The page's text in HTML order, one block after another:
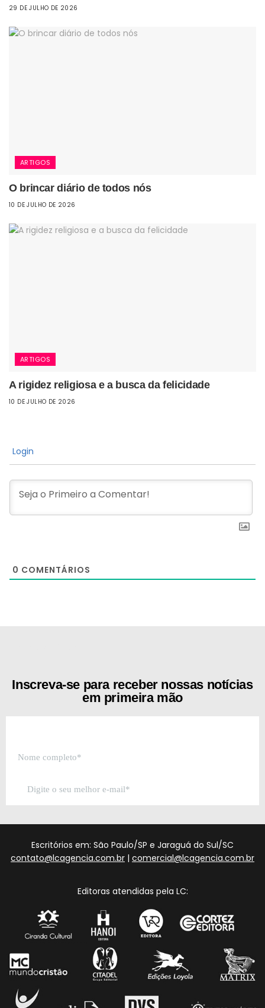
29 DE JULHO DE 2026
ARTIGOS
O brincar diário de todos nós
10 DE JULHO DE 2026
ARTIGOS
A rigidez religiosa e a busca da felicidade
10 DE JULHO DE 2026
Login
0 COMENTÁRIOS
Inscreva-se para receber nossas notícias
em primeira mão
Escritórios em: São Paulo/SP e Jaraguá do Sul/SC
contato@lcagencia.com.br | comercial@lcagencia.com.br
Editoras atendidas pela LC: